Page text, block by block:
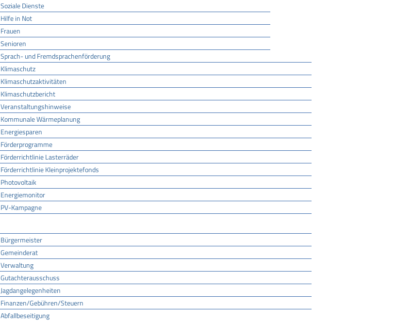
Soziale Dienste
Hilfe in Not
Frauen
Senioren
Sprach- und Fremdsprachenförderung
Klimaschutz
Klimaschutzaktivitäten
Klimaschutzbericht
Veranstaltungshinweise
Kommunale Wärmeplanung
Energiesparen
Förderprogramme
Förderrichtlinie Lasterräder
Förderrichtlinie Kleinprojektefonds
Photovoltaik
Energiemonitor
PV-Kampagne
Bürgermeister
Gemeinderat
Verwaltung
Gutachterausschuss
Jagdangelegenheiten
Finanzen/Gebühren/Steuern
Abfallbeseitigung